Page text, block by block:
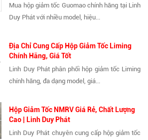
Mua hộp giảm tốc Guomao chính hãng tại Linh
Duy Phát với nhiều model, hiệu...
Địa Chỉ Cung Cấp Hộp Giảm Tốc Liming
Chính Hãng, Giá Tốt
Linh Duy Phát phân phối hộp giảm tốc Liming
chính hãng, đa dạng model, giá...
Hộp Giảm Tốc NMRV Giá Rẻ, Chất Lượng
Cao | Linh Duy Phát
Linh Duy Phát chuyên cung cấp hộp giảm tốc